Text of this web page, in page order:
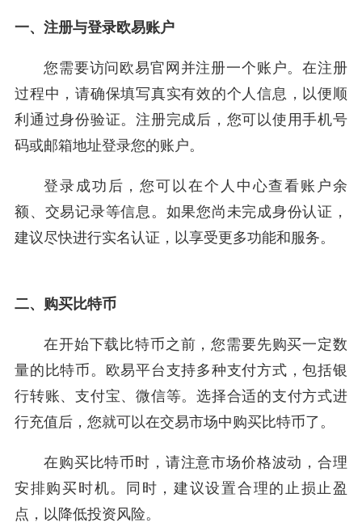
一、注册与登录欧易账户
您需要访问欧易官网并注册一个账户。在注册
过程中，请确保填写真实有效的个人信息，以便顺
利通过身份验证。注册完成后，您可以使用手机号
码或邮箱地址登录您的账户。
登录成功后，您可以在个人中心查看账户余
额、交易记录等信息。如果您尚未完成身份认证，
建议尽快进行实名认证，以享受更多功能和服务。
二、购买比特币
在开始下载比特币之前，您需要先购买一定数
量的比特币。欧易平台支持多种支付方式，包括银
行转账、支付宝、微信等。选择合适的支付方式进
行充值后，您就可以在交易市场中购买比特币了。
在购买比特币时，请注意市场价格波动，合理
安排购买时机。同时，建议设置合理的止损止盈
点，以降低投资风险。